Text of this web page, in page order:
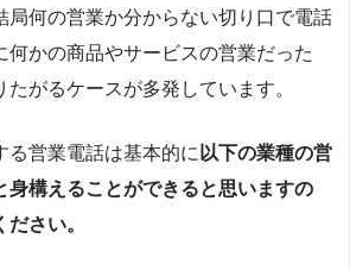
局何の営業か分からない切り口で電話
何かの商品やサービスの営業だった
たがるケースが多発しています。
る営業電話は基本的に 以下の業種の営
身構えることができると思いますの
さい。